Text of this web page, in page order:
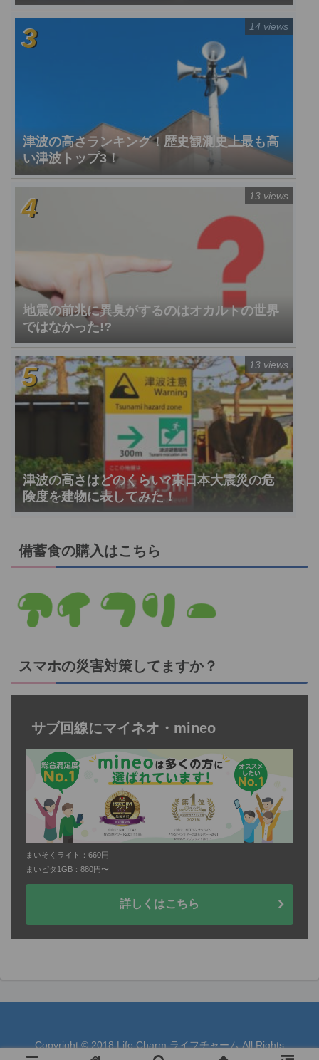
津波の高さランキング！歴史観測史上最も高
い津波トップ3！
14 views
地震の前兆に異臭がするのはオカルトの世界
ではなかった!?
13 views
津波の高さはどのくらい?東日本大震災の危
険度を建物に表してみた！
13 views
備蓄食の購入はこちら
スマホの災害対策してますか？
サブ回線にマイネオ・mineo
まいそくライト：660円
まいピタ1GB：880円〜
詳しくはこちら
Copyright © 2018 Life Charm ライフチャーム All Rights